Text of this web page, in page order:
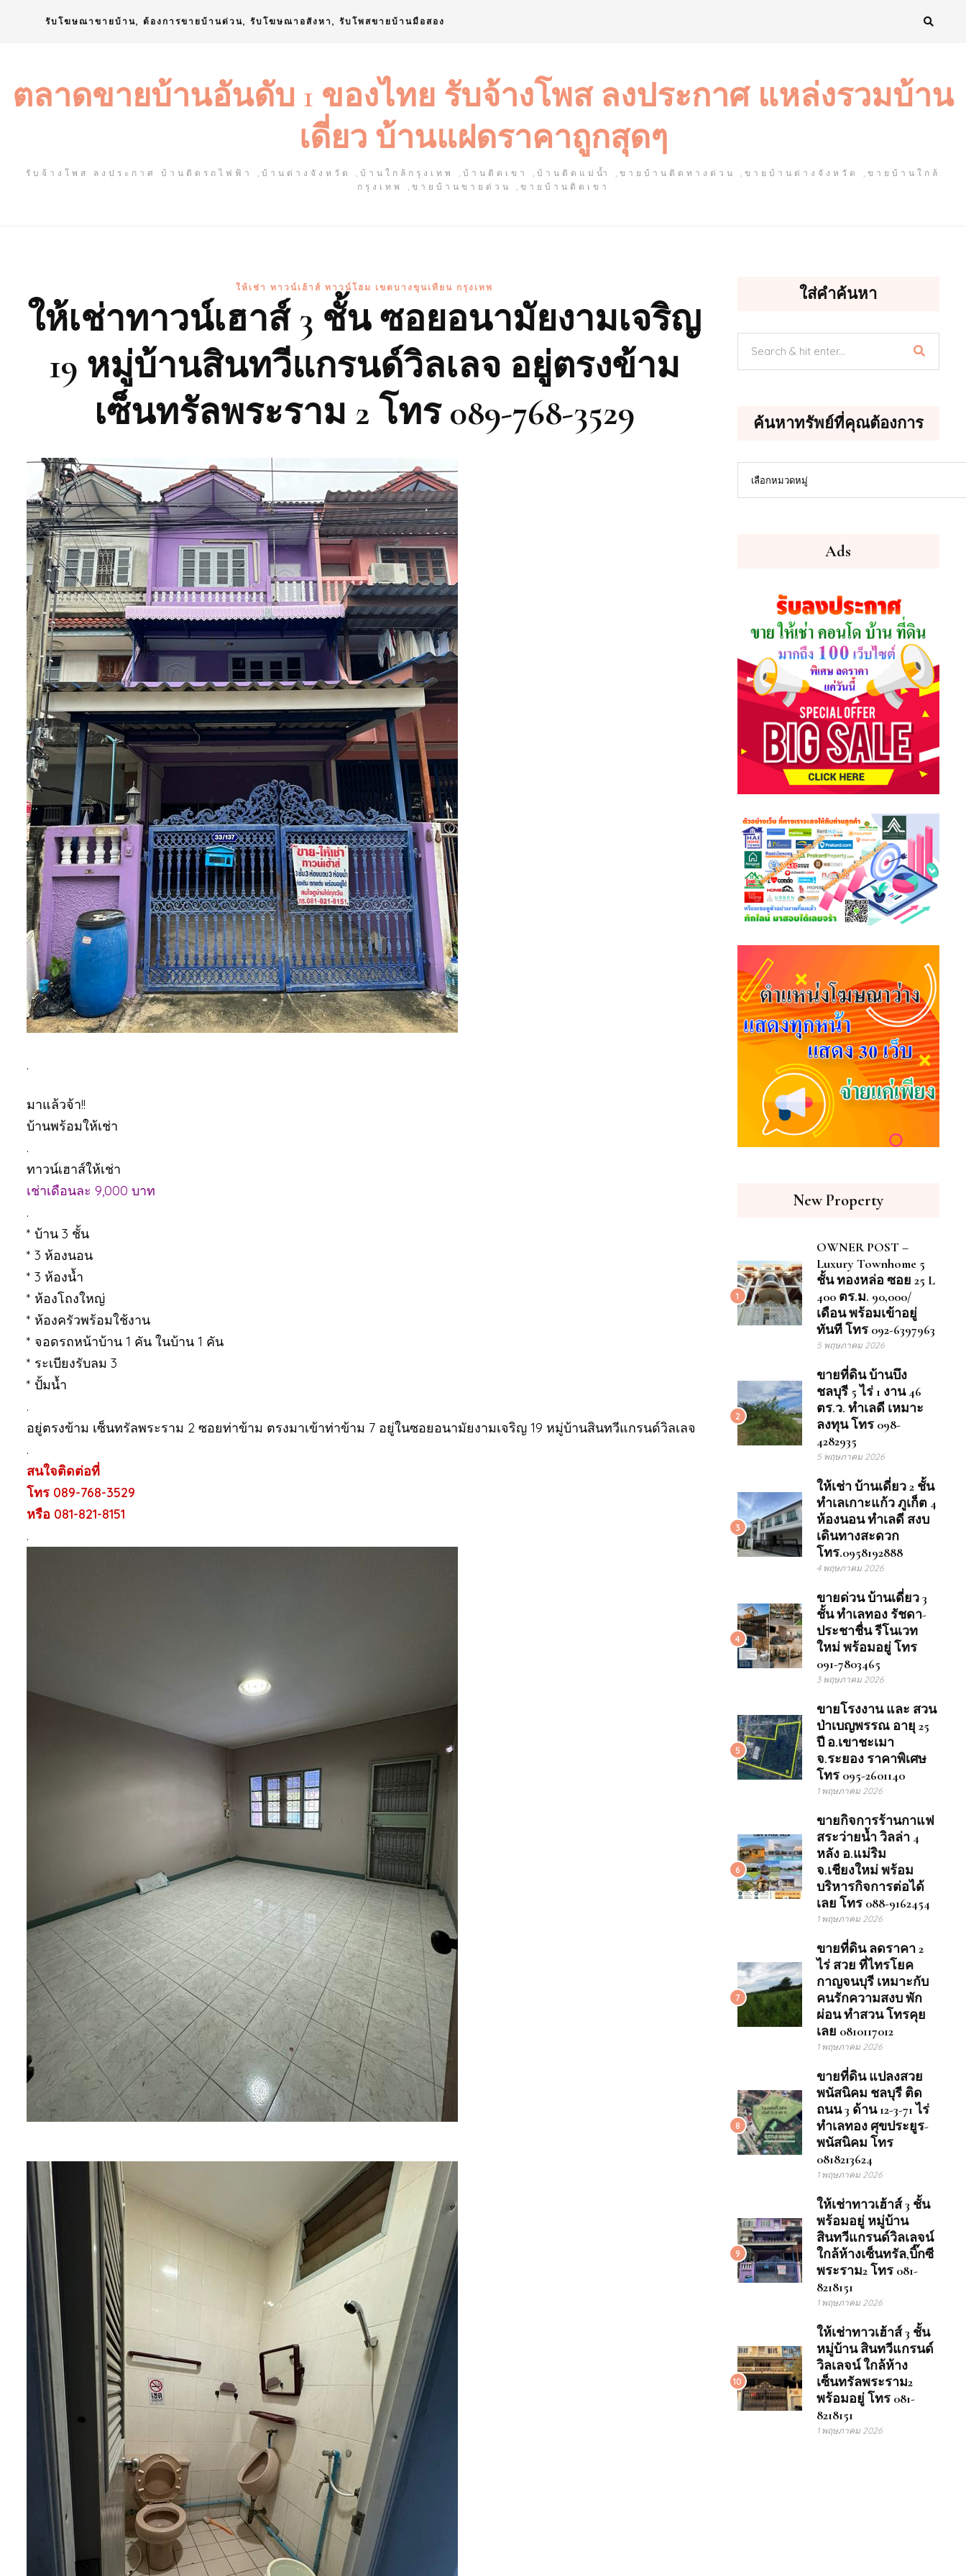
รับโฆษณาขายบ้าน, ต้องการขายบ้านด่วน, รับโฆษณาอสังหา, รับโพสขายบ้านมือสอง
ตลาดขายบ้านอันดับ 1 ของไทย รับจ้างโพส ลงประกาศ แหล่งรวมบ้าน
เดี่ยว บ้านแฝดราคาถูกสุดๆ
รับจ้างโพส ลงประกาศ บ้านติดรถไฟฟ้า ,บ้านต่างจังหวัด ,บ้านใกล้กรุงเทพ ,บ้านติดเขา ,บ้านติดแม่น้ำ ,ขายบ้านติดทางด่วน ,ขายบ้านต่างจังหวัด ,ขายบ้านใกล้
กรุงเทพ ,ขายบ้านขายด่วน ,ขายบ้านติดเขา
ให้เช่า ทาวน์เฮ้าส์ ทาวน์โฮม เขตบางขุนเทียน กรุงเทพ
ให้เช่าทาวน์เฮาส์ 3 ชั้น ซอยอนามัยงามเจริญ
19 หมู่บ้านสินทวีแกรนด์วิลเลจ อยู่ตรงข้าม
เซ็นทรัลพระราม 2 โทร 089-768-3529
.
มาแล้วจ้า!!
บ้านพร้อมให้เช่า
.
ทาวน์เฮาส์ให้เช่า
เช่าเดือนละ 9,000 บาท
.
* บ้าน 3 ชั้น
* 3 ห้องนอน
* 3 ห้องน้ำ
* ห้องโถงใหญ่
* ห้องครัวพร้อมใช้งาน
* จอดรถหน้าบ้าน 1 คัน ในบ้าน 1 คัน
* ระเบียงรับลม 3
* ปั้มน้ำ
.
อยู่ตรงข้าม เซ็นทรัลพระราม 2 ซอยท่าข้าม ตรงมาเข้าท่าข้าม 7 อยู่ในซอยอนามัยงามเจริญ 19 หมู่บ้านสินทวีแกรนด์วิลเลจ
.
สนใจติดต่อที่
โทร 089-768-3529
หรือ 081-821-8151
.
ใส่คำค้นหา
ค้นหาทรัพย์ที่คุณต้องการ
เลือกหมวดหมู่
Ads
New Property
1
OWNER POST –
Luxury Townhome 5
ชั้น ทองหล่อ ซอย 25 L
400 ตร.ม. 90,000/
เดือน พร้อมเข้าอยู่
ทันที โทร 092-6397963
5 พฤษภาคม 2026
2
ขายที่ดิน บ้านบึง
ชลบุรี 5 ไร่ 1 งาน 46
ตร.ว. ทำเลดี เหมาะ
ลงทุน โทร 098-
4282935
5 พฤษภาคม 2026
3
ให้เช่า บ้านเดี่ยว 2 ชั้น
ทำเลเกาะแก้ว ภูเก็ต 4
ห้องนอน ทำเลดี สงบ
เดินทางสะดวก
โทร.0958192888
4 พฤษภาคม 2026
4
ขายด่วน บ้านเดี่ยว 3
ชั้น ทำเลทอง รัชดา-
ประชาชื่น รีโนเวท
ใหม่ พร้อมอยู่ โทร
091-7803465
3 พฤษภาคม 2026
5
ขายโรงงาน และ สวน
ป่าเบญพรรณ อายุ 25
ปี อ.เขาชะเมา
จ.ระยอง ราคาพิเศษ
โทร 095-2601140
1 พฤษภาคม 2026
6
ขายกิจการร้านกาแฟ
สระว่ายน้ำ วิลล่า 4
หลัง อ.แม่ริม
จ.เชียงใหม่ พร้อม
บริหารกิจการต่อได้
เลย โทร 088-9162454
1 พฤษภาคม 2026
7
ขายที่ดิน ลดราคา 2
ไร่ สวย ที่ไทรโยค
กาญจนบุรี เหมาะกับ
คนรักความสงบ พัก
ผ่อน ทำสวน โทรคุย
เลย 0810117012
1 พฤษภาคม 2026
8
ขายที่ดิน แปลงสวย
พนัสนิคม ชลบุรี ติด
ถนน 3 ด้าน 12-3-71 ไร่
ทำเลทอง ศุขประยูร-
พนัสนิคม โทร
0818213624
1 พฤษภาคม 2026
9
ให้เช่าทาวเฮ้าส์ 3 ชั้น
พร้อมอยู่ หมู่บ้าน
สินทวีแกรนด์วิลเลจน์
ใกล้ห้างเซ็นทรัล,บิ๊กซี
พระราม2 โทร 081-
8218151
1 พฤษภาคม 2026
10
ให้เช่าทาวเฮ้าส์ 3 ชั้น
หมู่บ้าน สินทวีแกรนด์
วิลเลจน์ ใกล้ห้าง
เซ็นทรัลพระราม2
พร้อมอยู่ โทร 081-
8218151
1 พฤษภาคม 2026